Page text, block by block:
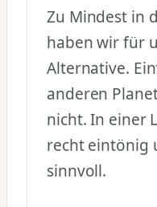
Zu Mindest in
haben wir für
Alternative.
anderen
nicht. In einer
recht eintönig
sinnvoll.